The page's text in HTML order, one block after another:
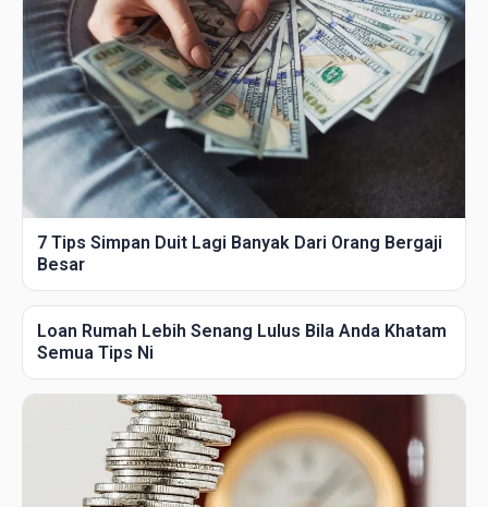
7 Tips Simpan Duit Lagi Banyak Dari Orang Bergaji
Besar
Loan Rumah Lebih Senang Lulus Bila Anda Khatam
Semua Tips Ni